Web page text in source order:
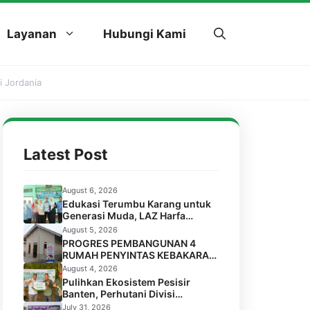
Layanan Hubungi Kami
Jordania
Latest Post
August 6, 2026
Edukasi Terumbu Karang untuk
Generasi Muda, LAZ Harfa
Bersama FPTK Banten & Squad
Pulau Merak Besar Gelar Coral
Reef Goes to School di SMPN 6
Kota Cilegon
August 5, 2026
PROGRES PEMBANGUNAN 4
RUMAH PENYINTAS KEBAKARAN
DI LABUAN, PANDEGLANG
August 4, 2026
Pulihkan Ekosistem Pesisir
Banten, Perhutani Divisi
Regional Jawa Barat dan Banten
July 31, 2026